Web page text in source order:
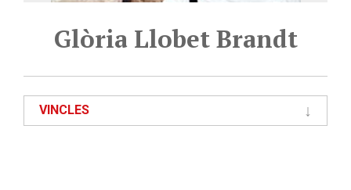
Glòria Llobet Brandt
VINCLES